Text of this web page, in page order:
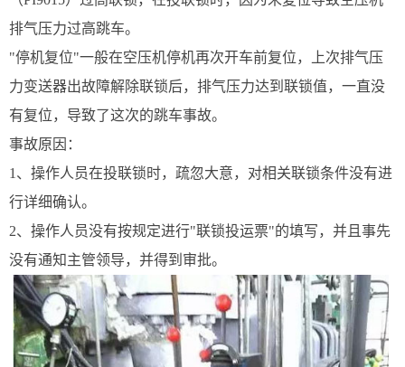
排气压力过高跳车。
"停机复位"一般在空压机停机再次开车前复位，上次排气压
力变送器出故障解除联锁后，排气压力达到联锁值，一直没
有复位，导致了这次的跳车事故。
事故原因：
1、操作人员在投联锁时，疏忽大意，对相关联锁条件没有进
行详细确认。
2、操作人员没有按规定进行"联锁投运票"的填写，并且事先
没有通知主管领导，并得到审批。